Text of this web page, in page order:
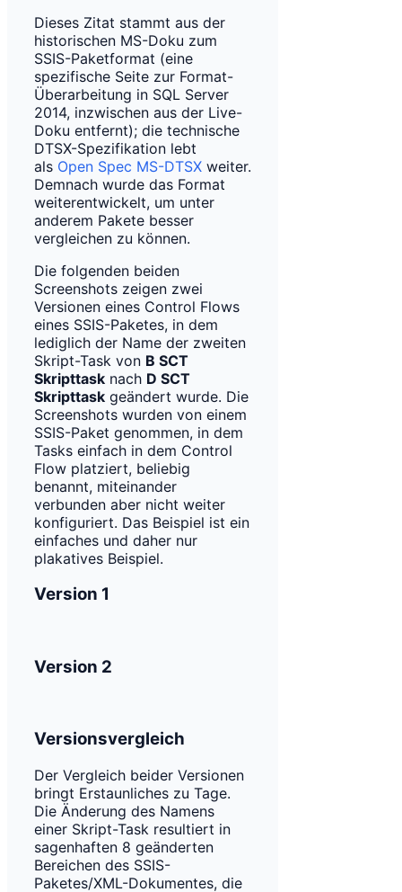
Dieses Zitat stammt aus der
historischen MS-Doku zum
SSIS-Paketformat (eine
spezifische Seite zur Format-
Überarbeitung in SQL Server
2014, inzwischen aus der Live-
Doku entfernt); die technische
DTSX-Spezifikation lebt
als Open Spec MS-DTSX weiter.
Demnach wurde das Format
weiterentwickelt, um unter
anderem Pakete besser
vergleichen zu können.
Die folgenden beiden
Screenshots zeigen zwei
Versionen eines Control Flows
eines SSIS-Paketes, in dem
lediglich der Name der zweiten
Skript-Task von B SCT
Skripttask nach D SCT
Skripttask geändert wurde. Die
Screenshots wurden von einem
SSIS-Paket genommen, in dem
Tasks einfach in dem Control
Flow platziert, beliebig
benannt, miteinander
verbunden aber nicht weiter
konfiguriert. Das Beispiel ist ein
einfaches und daher nur
plakatives Beispiel.
Version 1
Version 2
Versionsvergleich
Der Vergleich beider Versionen
bringt Erstaunliches zu Tage.
Die Änderung des Namens
einer Skript-Task resultiert in
sagenhaften 8 geänderten
Bereichen des SSIS-
Paketes/XML-Dokumentes, die